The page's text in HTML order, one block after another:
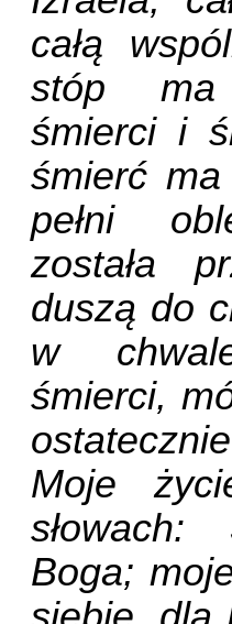
całą
stóp ma
śmierci i
śmierć
pełni
została
duszą do
w
śmierci,
Moje
słowach:
Boga;